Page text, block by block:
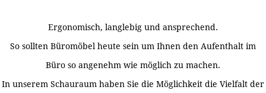
Ergonomisch, langlebig und ansprechend.
So sollten Büromöbel heute sein um Ihnen den Aufenthalt im
Büro so angenehm wie möglich zu machen.
In unserem Schauraum haben Sie die Möglichkeit die Vielfalt der